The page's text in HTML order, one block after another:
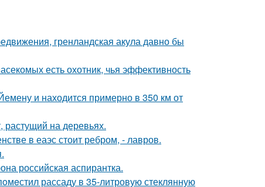
гренландская акула давно бы
есть охотник, чья эффективность
и находится примерно в 350 км от
на деревьях.
в еаэс стоит ребром, - лавров.
российская аспирантка.
рассаду в 35-литровую стеклянную